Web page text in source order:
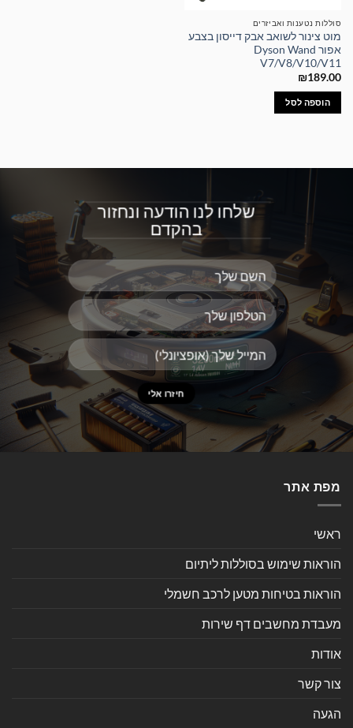
סוללות נטענות ואביזרים
מוט צינור לשואב אבק דייסון בצבע
אפור Dyson Wand
V7/V8/V10/V11
₪189.00
הוספה לסל
שלחו לנו הודעה ונחזור
בהקדם
מפת אתר
ראשי
הוראות שימוש בסוללות ליתיום
הוראות בטיחות מטען לרכב חשמלי
מעבדת מחשבים דף שירות
אודות
צור קשר
הגעה